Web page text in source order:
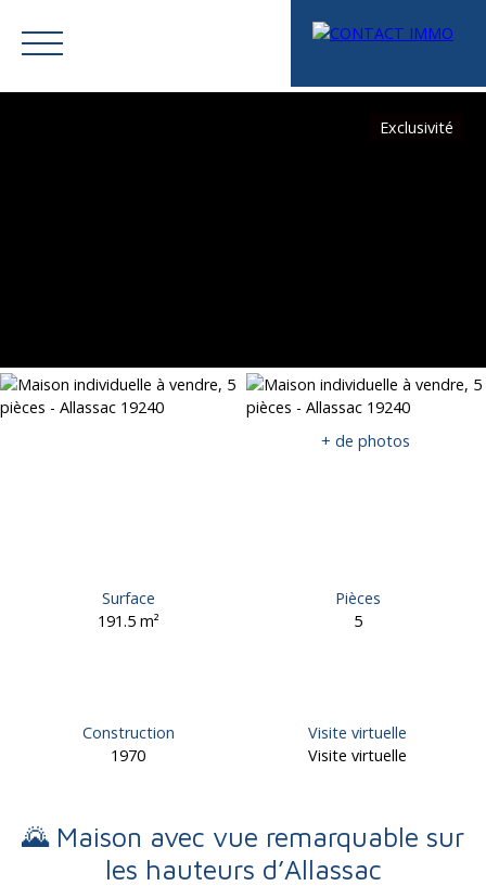
Mes favoris Espace vendeur Estimation
Exclusivité
+ de photos
Surface
191.5 m²
Pièces
5
Construction
1970
Visite virtuelle
Visite virtuelle
🌄 Maison avec vue remarquable sur
les hauteurs d’Allassac